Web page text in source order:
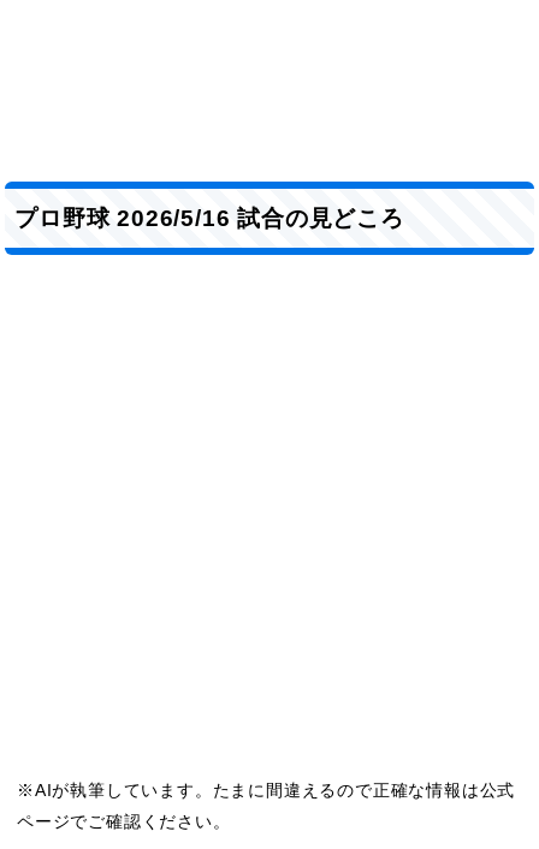
プロ野球 2026/5/16 試合の見どころ
※AIが執筆しています。たまに間違えるので正確な情報は公式
ページでご確認ください。